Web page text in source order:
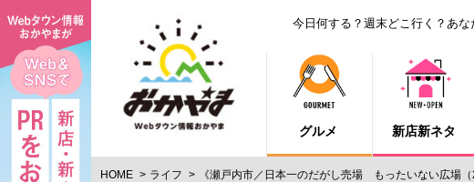
今日何する？週末どこ行く？あ
グルメ 新店新ネタ
HOME ライフ 《瀬戸内市／日本一のだがし売場 もったいない広場